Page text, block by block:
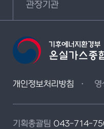
관장기관
개인정보처리방침 영
기획총괄팀 043-714-